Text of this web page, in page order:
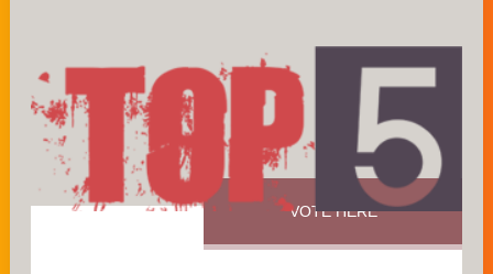
VOTE HERE